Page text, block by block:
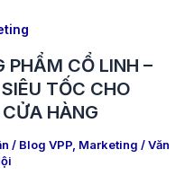
PHẨM CỔ LINH –
TỐC CHO
HÀNG
/ Blog VPP, Marketing /Văn